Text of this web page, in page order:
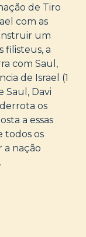
de Tiro
com as
um
filisteus, a
com Saul,
de Israel (1
Saul, Davi
os
a essas
todos os
a nação